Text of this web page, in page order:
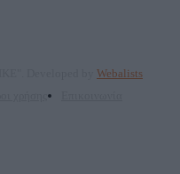
Webalists